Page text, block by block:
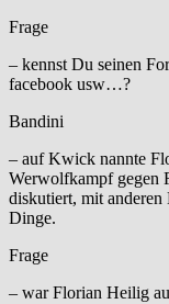
Frage
– kennst Du seinen
facebook usw…?
Bandini
– auf Kwick nannte
Werwolfkampf gegen
diskutiert, mit
Dinge.
Frage
– war Florian Heilig